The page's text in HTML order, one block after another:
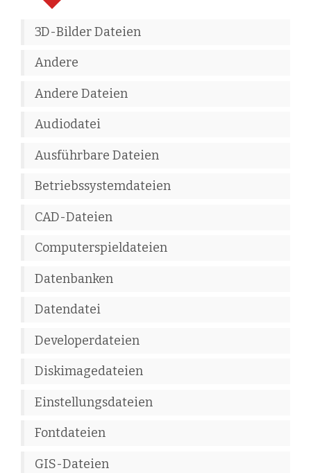
3D-Bilder Dateien
Andere
Andere Dateien
Audiodatei
Ausführbare Dateien
Betriebssystemdateien
CAD-Dateien
Computerspieldateien
Datenbanken
Datendatei
Developerdateien
Diskimagedateien
Einstellungsdateien
Fontdateien
GIS-Dateien